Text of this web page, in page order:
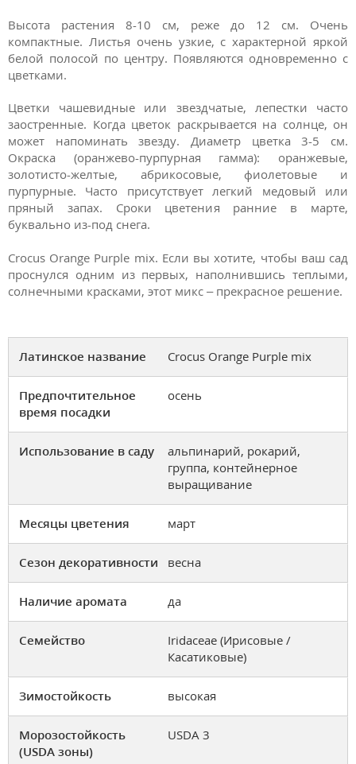
Высота растения 8-10 см, реже до 12 см. Очень
компактные. Листья очень узкие, с характерной яркой
белой полосой по центру. Появляются одновременно с
цветками.
Цветки чашевидные или звездчатые, лепестки часто
заостренные. Когда цветок раскрывается на солнце, он
может напоминать звезду. Диаметр цветка 3-5 см.
Окраска (оранжево-пурпурная гамма): оранжевые,
золотисто-желтые, абрикосовые, фиолетовые и
пурпурные. Часто присутствует легкий медовый или
пряный запах. Сроки цветения ранние в марте,
буквально из-под снега.
Crocus Orange Purple mix. Если вы хотите, чтобы ваш сад
проснулся одним из первых, наполнившись теплыми,
солнечными красками, этот микс – прекрасное решение.
Латинское название Crocus Orange Purple mix
Предпочтительное
время посадки
осень
Использование в саду
альпинарий, рокарий,
группа, контейнерное
выращивание
Месяцы цветения март
Сезон декоративности весна
Наличие аромата да
Семейство
Iridaceae (Ирисовые /
Касатиковые)
Зимостойкость высокая
Морозостойкость
(USDA зоны)
USDA 3